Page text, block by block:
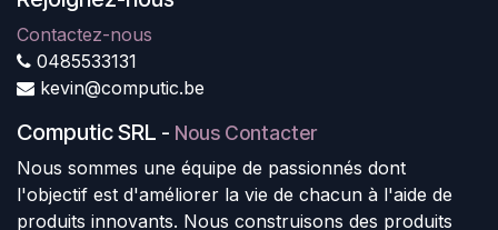
Contactez-nous
0485533131
kevin@computic.be
Computic SRL - Nous Contacter
Nous sommes une équipe de passionnés dont
l'objectif est d'améliorer la vie de chacun à l'aide de
produits innovants. Nous construisons des produits